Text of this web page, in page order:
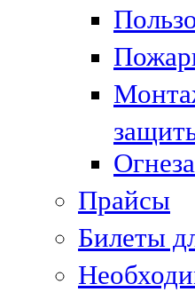
Прайсы
Билеты